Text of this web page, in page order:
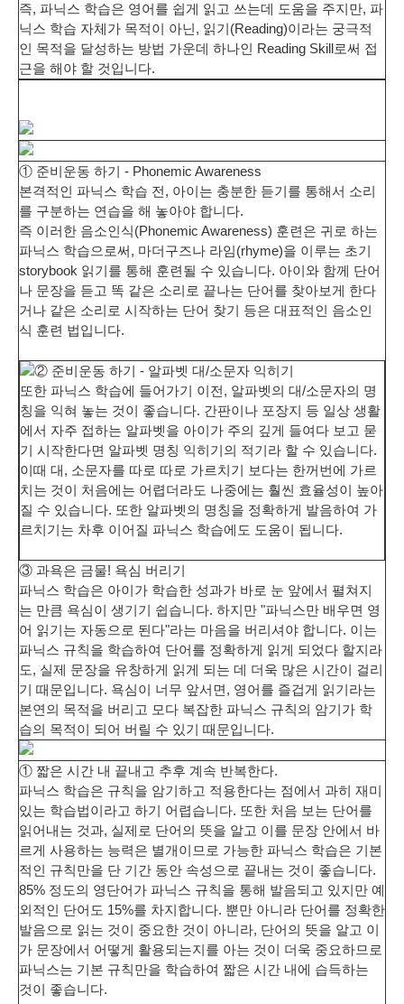
즉, 파닉스 학습은 영어를 쉽게 읽고 쓰는데 도움을 주지만, 파
닉스 학습 자체가 목적이 아닌, 읽기(Reading)이라는 궁극적
인 목적을 달성하는 방법 가운데 하나인 Reading Skill로써 접
근을 해야 할 것입니다.
① 준비운동 하기 - Phonemic Awareness
본격적인 파닉스 학습 전, 아이는 충분한 듣기를 통해서 소리
를 구분하는 연습을 해 놓아야 합니다.
즉 이러한 음소인식(Phonemic Awareness) 훈련은 귀로 하는
파닉스 학습으로써, 마더구즈나 라임(rhyme)을 이루는 초기
storybook 읽기를 통해 훈련될 수 있습니다. 아이와 함께 단어
나 문장을 듣고 똑 같은 소리로 끝나는 단어를 찾아보게 한다
거나 같은 소리로 시작하는 단어 찾기 등은 대표적인 음소인
식 훈련 법입니다.
② 준비운동 하기 - 알파벳 대/소문자 익히기
또한 파닉스 학습에 들어가기 이전, 알파벳의 대/소문자의 명
칭을 익혀 놓는 것이 좋습니다. 간판이나 포장지 등 일상 생활
에서 자주 접하는 알파벳을 아이가 주의 깊게 들여다 보고 묻
기 시작한다면 알파벳 명칭 익히기의 적기라 할 수 있습니다.
이때 대, 소문자를 따로 따로 가르치기 보다는 한꺼번에 가르
치는 것이 처음에는 어렵더라도 나중에는 훨씬 효율성이 높아
질 수 있습니다. 또한 알파벳의 명칭을 정확하게 발음하여 가
르치기는 차후 이어질 파닉스 학습에도 도움이 됩니다.
③ 과욕은 금물! 욕심 버리기
파닉스 학습은 아이가 학습한 성과가 바로 눈 앞에서 펼쳐지
는 만큼 욕심이 생기기 쉽습니다. 하지만 "파닉스만 배우면 영
어 읽기는 자동으로 된다"라는 마음을 버리셔야 합니다. 이는
파닉스 규칙을 학습하여 단어를 정확하게 읽게 되었다 할지라
도, 실제 문장을 유창하게 읽게 되는 데 더욱 많은 시간이 걸리
기 때문입니다. 욕심이 너무 앞서면, 영어를 즐겁게 읽기라는
본연의 목적을 버리고 모다 복잡한 파닉스 규칙의 암기가 학
습의 목적이 되어 버릴 수 있기 때문입니다.
① 짧은 시간 내 끝내고 추후 계속 반복한다.
파닉스 학습은 규칙을 암기하고 적용한다는 점에서 과히 재미
있는 학습법이라고 하기 어렵습니다. 또한 처음 보는 단어를
읽어내는 것과, 실제로 단어의 뜻을 알고 이를 문장 안에서 바
르게 사용하는 능력은 별개이므로 가능한 파닉스 학습은 기본
적인 규칙만을 단 기간 동안 속성으로 끝내는 것이 좋습니다.
85% 정도의 영단어가 파닉스 규칙을 통해 발음되고 있지만 예
외적인 단어도 15%를 차지합니다. 뿐만 아니라 단어를 정확한
발음으로 읽는 것이 중요한 것이 아니라, 단어의 뜻을 알고 이
가 문장에서 어떻게 활용되는지를 아는 것이 더욱 중요하므로
파닉스는 기본 규칙만을 학습하여 짧은 시간 내에 습득하는
것이 좋습니다.